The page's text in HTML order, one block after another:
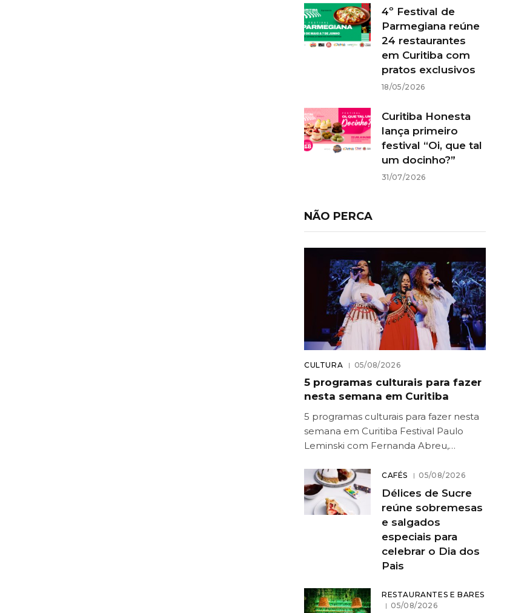
4º Festival de
Parmegiana reúne
24 restaurantes
em Curitiba com
pratos exclusivos
18/05/2026
Curitiba Honesta
lança primeiro
festival “Oi, que tal
um docinho?”
31/07/2026
NÃO PERCA
CULTURA 05/08/2026
5 programas culturais para fazer
nesta semana em Curitiba
5 programas culturais para fazer nesta
semana em Curitiba Festival Paulo
Leminski com Fernanda Abreu,…
CAFÉS 05/08/2026
Délices de Sucre
reúne sobremesas
e salgados
especiais para
celebrar o Dia dos
Pais
RESTAURANTES E BARES
05/08/2026